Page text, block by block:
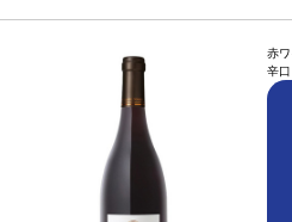
あり価格が同様の場合は自動的に次のヴィ赤
辛口